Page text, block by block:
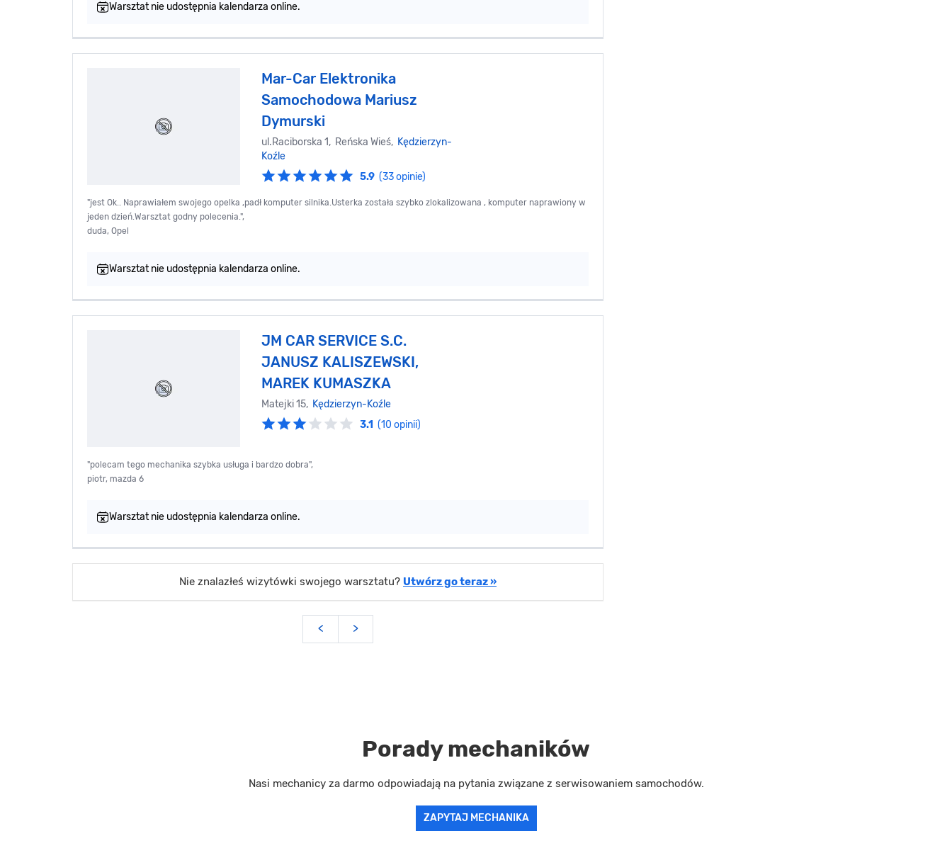
Warsztat nie udostępnia kalendarza online.
Mar-Car Elektronika
Samochodowa Mariusz
Dymurski
ul.Raciborska 1, Reńska Wieś, Kędzierzyn-
Koźle
5.9 (33 opinie)
"jest Ok.. Naprawiałem swojego opelka ,padł komputer silnika.Usterka została szybko zlokalizowana , komputer naprawiony w
jeden dzień.Warsztat godny polecenia.",
duda, Opel
Warsztat nie udostępnia kalendarza online.
JM CAR SERVICE S.C.
JANUSZ KALISZEWSKI,
MAREK KUMASZKA
Matejki 15, Kędzierzyn-Koźle
3.1 (10 opinii)
"polecam tego mechanika szybka usługa i bardzo dobra",
piotr, mazda 6
Warsztat nie udostępnia kalendarza online.
Nie znalazłeś wizytówki swojego warsztatu? Utwórz go teraz »
< >
Porady mechaników
Nasi mechanicy za darmo odpowiadają na pytania związane z serwisowaniem samochodów.
ZAPYTAJ MECHANIKA